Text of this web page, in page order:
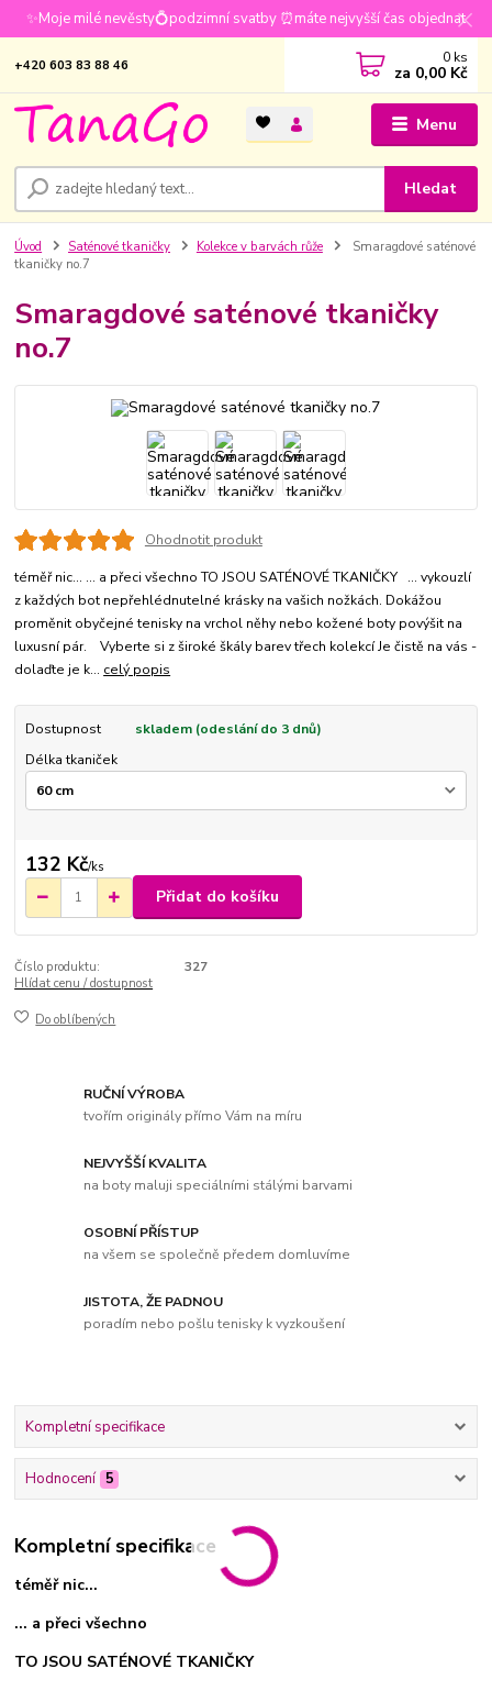
✨Moje milé nevěsty💍podzimní svatby ⏰máte nejvyšší čas objednat
Menu
Hledat
+420 603 83 88 46 0 ks
za 0,00 Kč
Úvod Saténové tkaničky Kolekce v barvách růže
Smaragdové saténové
tkaničky no.7
Smaragdové saténové tkaničky
no.7
Ohodnotit produkt
téměř nic... ... a přeci všechno TO JSOU SATÉNOVÉ TKANIČKY ... vykouzlí
z každých bot nepřehlédnutelné krásky na vašich nožkách. Dokážou
proměnit obyčejné tenisky na vrchol něhy nebo kožené boty povýšit na
luxusní pár. Vyberte si z široké škály barev třech kolekcí Je čistě na vás -
dolaďte je k... celý popis
Dostupnost
skladem (odeslání do 3 dnů)
Délka tkaniček
132 Kč/ks
Přidat do košíku
Číslo produktu:
327
Hlídat cenu / dostupnost
Do oblíbených
RUČNÍ VÝROBA
tvořím originály přímo Vám na míru
NEJVYŠŠÍ KVALITA
na boty maluji speciálními stálými barvami
OSOBNÍ PŘÍSTUP
na všem se společně předem domluvíme
JISTOTA, ŽE PADNOU
poradím nebo pošlu tenisky k vyzkoušení
Kompletní specifikace
Hodnocení 5
Kompletní specifikace
téměř nic...
... a přeci všechno
TO JSOU SATÉNOVÉ TKANIČKY